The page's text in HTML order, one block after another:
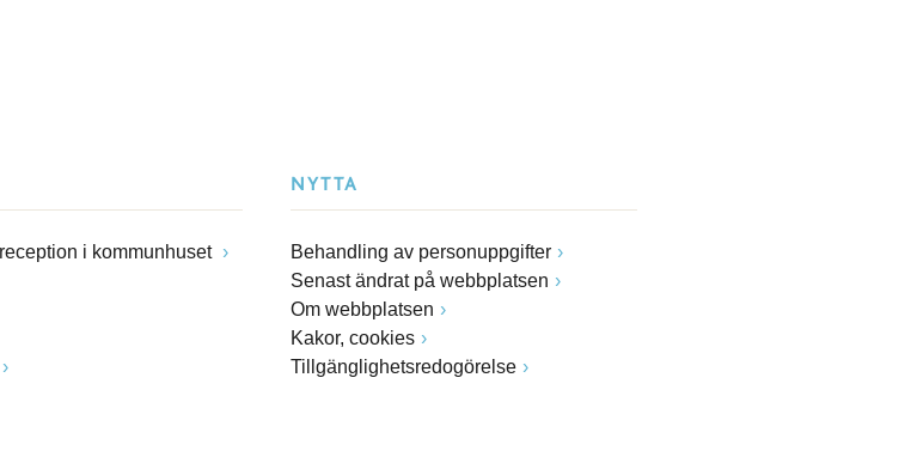
i kommunhuset
NYTTA
Behandling av personuppgifter
Senast ändrat på webbplatsen
Om webbplatsen
Kakor, cookies
Tillgänglighetsredogörelse